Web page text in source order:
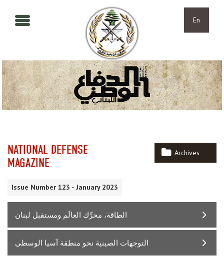
En
NATIONAL DEFENSE
MAGAZINE
Archives
Issue Number 123 - January 2023
الطاقة، محرِّك العالَم ومستقبل لبنان
التوجهات الصينية نحو منطقة آسيا الوسطى